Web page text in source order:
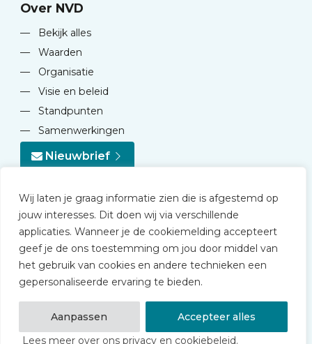
Wij laten je graag informatie zien die is afgestemd op
jouw interesses. Dit doen wij via verschillende
applicaties. Wanneer je de cookiemelding accepteert
geef je de ons toestemming om jou door middel van
het gebruik van cookies en andere technieken een
gepersonaliseerde ervaring te bieden.
Aanpassen
Accepteer alles
Lees meer over ons privacy en cookiebeleid.
Over NVD
—
Bekijk alles
—
Waarden
—
Organisatie
—
Visie en beleid
—
Standpunten
—
Samenwerkingen
Nieuwbrief
© 2026 NVD
Privacy statement
Disclaimer